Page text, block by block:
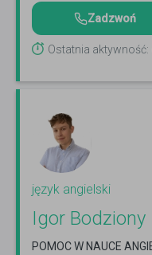
Zadzwoń
Ostatnia aktywność:
język angielski
Igor Bodziony
POMOC W NAUCE